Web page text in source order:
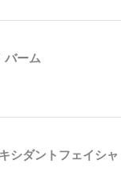
バーム
シダントフェイシャ